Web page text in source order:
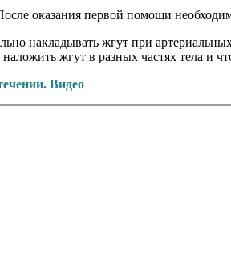
оказания первой помощи
накладывать жгут при
наложить жгут в разных частях тела и
Видео